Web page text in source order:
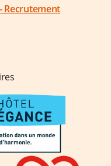
Recrutement